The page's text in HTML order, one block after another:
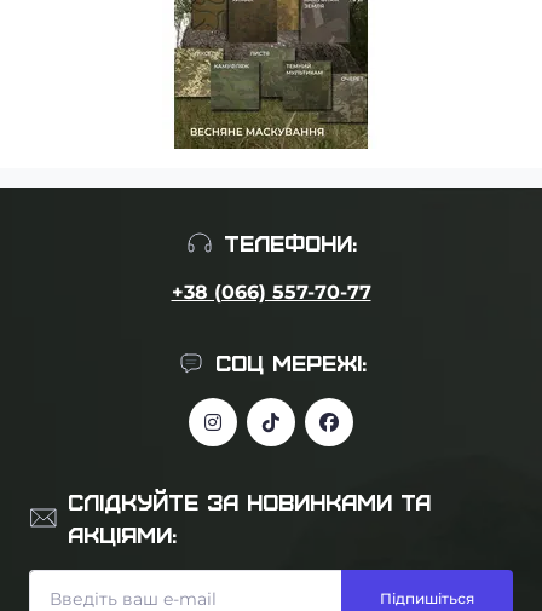
ТЕЛЕФОНИ:
+38 (066) 557-70-77
СОЦ МЕРЕЖІ:
СЛІДКУЙТЕ ЗА НОВИНКАМИ ТА
АКЦІЯМИ:
Підпишіться